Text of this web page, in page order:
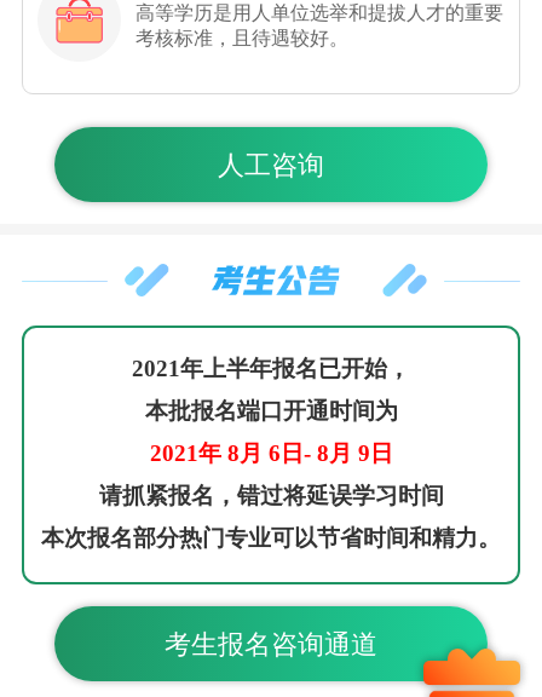
高等学历是用人单位选举和提拔人才的重要
考核标准，且待遇较好。
人工咨询
2021年上半年报名已开始，
本批报名端口开通时间为
2021年 8月 6 日- 8月 9 日
请抓紧报名，错过将延误学习时间
本次报名部分热门专业可以节省时间和精力。
考生报名咨询通道